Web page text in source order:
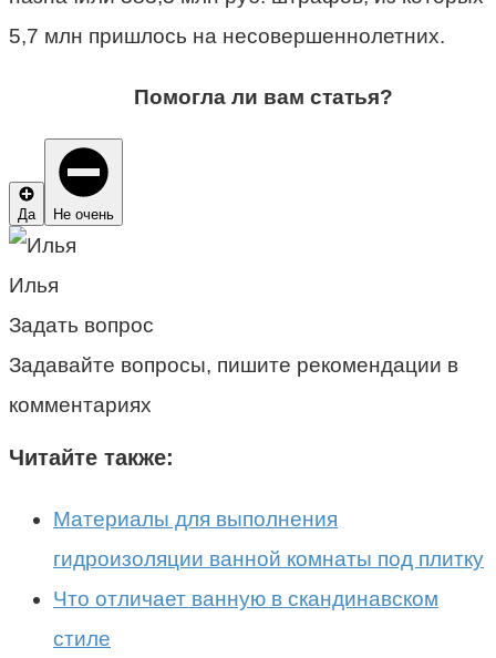
5,7 млн пришлось на несовершеннолетних.
Помогла ли вам статья?
Да Не очень
Илья
Задать вопрос
Задавайте вопросы, пишите рекомендации в
комментариях
Читайте также:
Материалы для выполнения
гидроизоляции ванной комнаты под плитку
Что отличает ванную в скандинавском
стиле